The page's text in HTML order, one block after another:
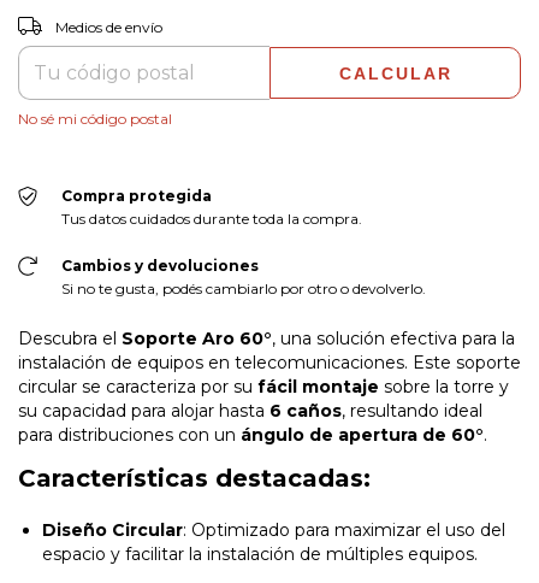
Entregas para el CP:
Medios de envío
CALCULAR
No sé mi código postal
Compra protegida
Tus datos cuidados durante toda la compra.
Cambios y devoluciones
Si no te gusta, podés cambiarlo por otro o devolverlo.
Descubra el Soporte Aro 60°, una solución efectiva para la
instalación de equipos en telecomunicaciones. Este soporte
circular se caracteriza por su fácil montaje sobre la torre y
su capacidad para alojar hasta 6 caños, resultando ideal
para distribuciones con un ángulo de apertura de 60°.
Características destacadas:
Diseño Circular: Optimizado para maximizar el uso del
espacio y facilitar la instalación de múltiples equipos.